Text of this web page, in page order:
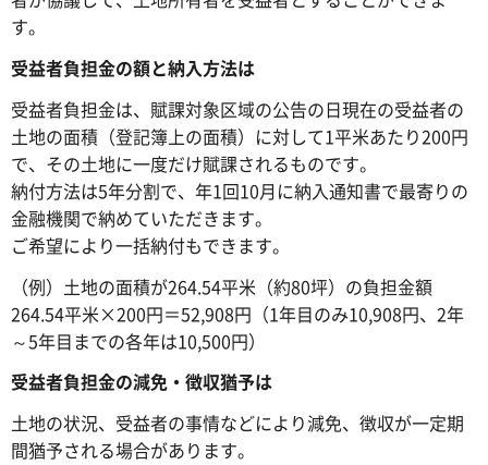
す。
受益者負担金の額と納入方法は
受益者負担金は、賦課対象区域の公告の日現在の受益者の
土地の面積（登記簿上の面積）に対して1平米あたり200円
で、その土地に一度だけ賦課されるものです。
納付方法は5年分割で、年1回10月に納入通知書で最寄りの
金融機関で納めていただきます。
ご希望により一括納付もできます。
（例）土地の面積が264.54平米（約80坪）の負担金額
264.54平米×200円＝52,908円（1年目のみ10,908円、2年
～5年目までの各年は10,500円）
受益者負担金の減免・徴収猶予は
土地の状況、受益者の事情などにより減免、徴収が一定期
間猶予される場合があります。